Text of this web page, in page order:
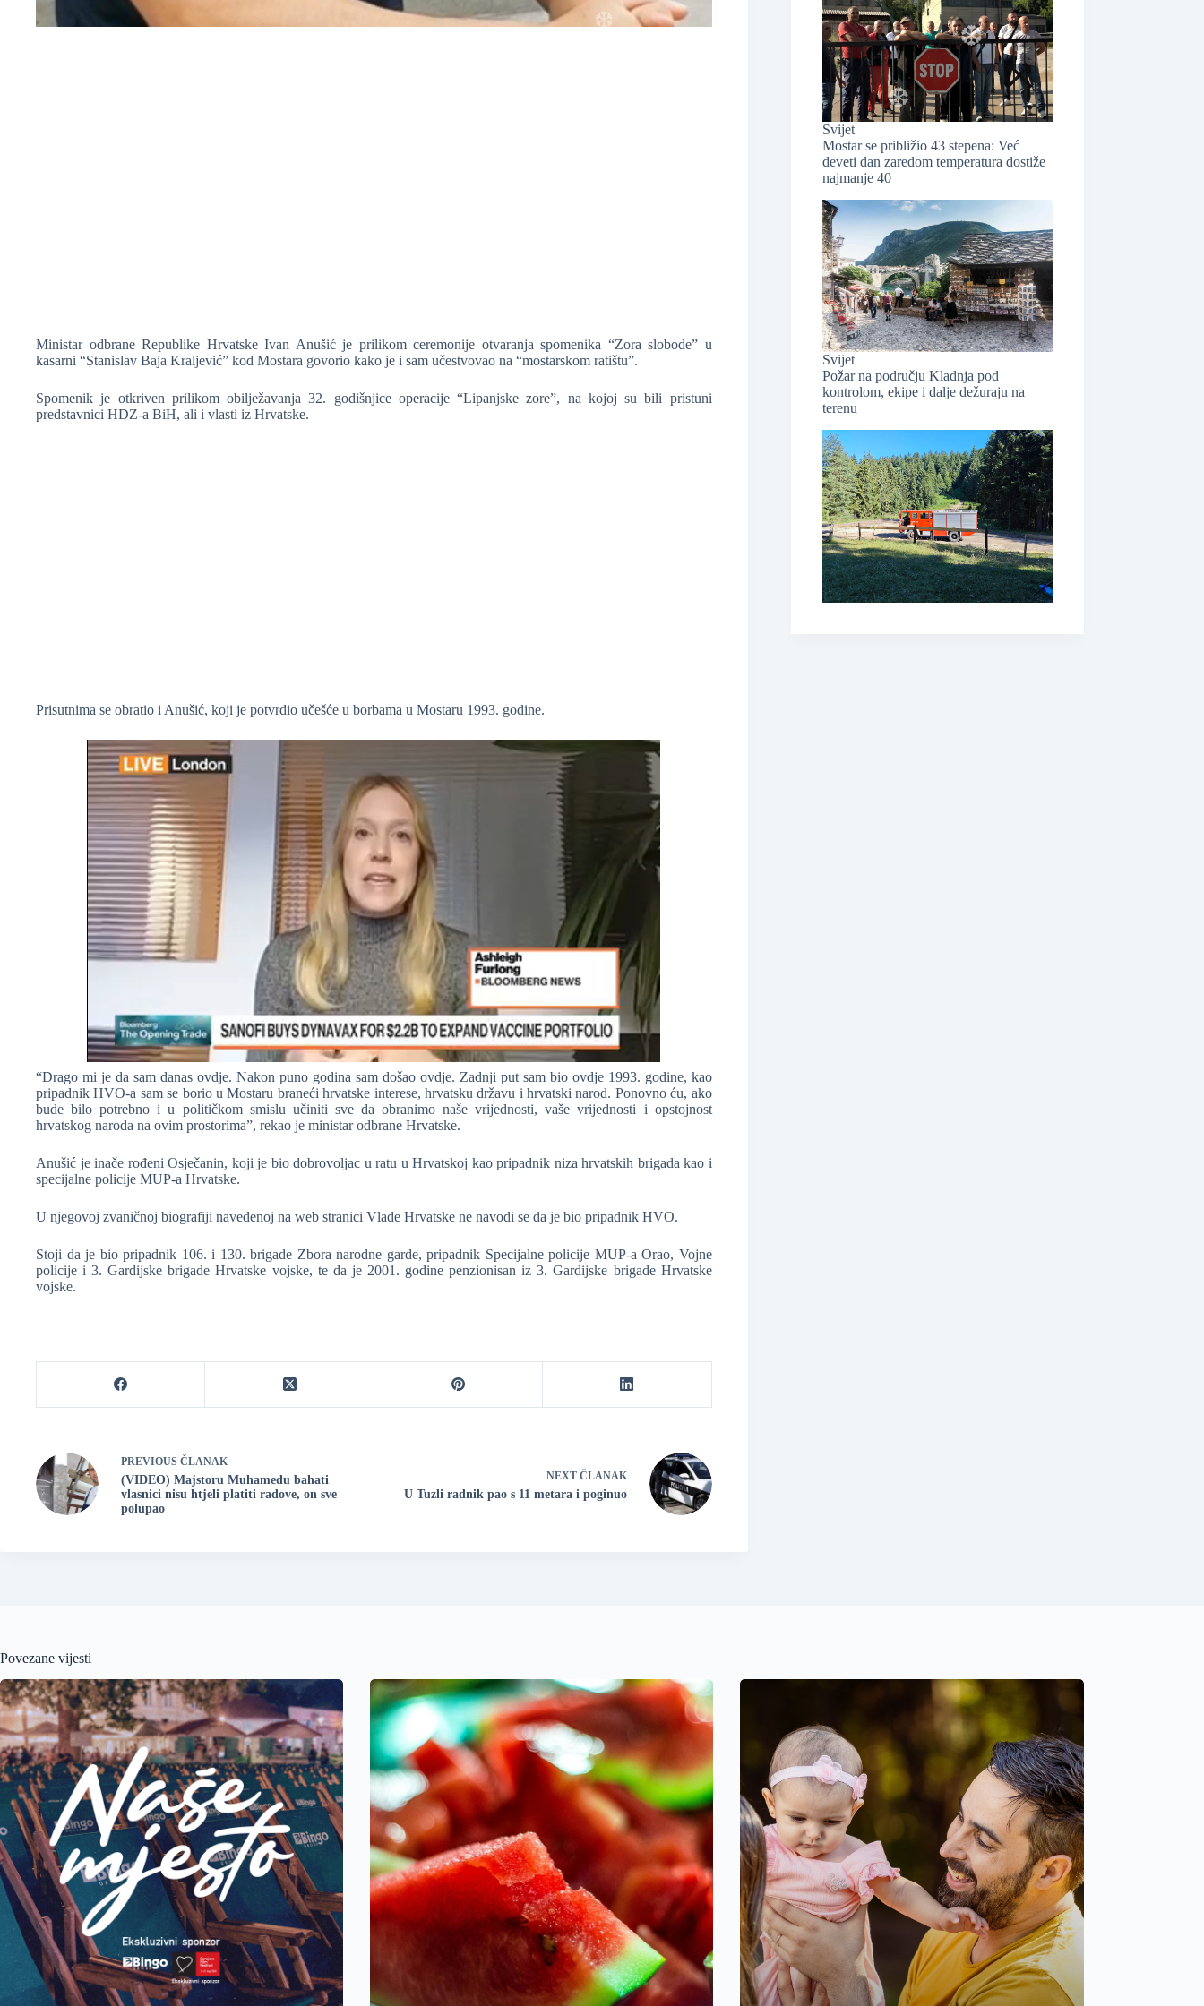
Ministar odbrane Republike Hrvatske Ivan Anušić je prilikom ceremonije otvaranja spomenika “Zora slobode” u
kasarni “Stanislav Baja Kraljević” kod Mostara govorio kako je i sam učestvovao na “mostarskom ratištu”.
Spomenik je otkriven prilikom obilježavanja 32. godišnjice operacije “Lipanjske zore”, na kojoj su bili pristuni
predstavnici HDZ-a BiH, ali i vlasti iz Hrvatske.
Prisutnima se obratio i Anušić, koji je potvrdio učešće u borbama u Mostaru 1993. godine.
“Drago mi je da sam danas ovdje. Nakon puno godina sam došao ovdje. Zadnji put sam bio ovdje 1993. godine, kao
pripadnik HVO-a sam se borio u Mostaru braneći hrvatske interese, hrvatsku državu i hrvatski narod. Ponovno ću, ako
bude bilo potrebno i u političkom smislu učiniti sve da obranimo naše vrijednosti, vaše vrijednosti i opstojnost
hrvatskog naroda na ovim prostorima”, rekao je ministar odbrane Hrvatske.
Anušić je inače rođeni Osječanin, koji je bio dobrovoljac u ratu u Hrvatskoj kao pripadnik niza hrvatskih brigada kao i
specijalne policije MUP-a Hrvatske.
U njegovoj zvaničnoj biografiji navedenoj na web stranici Vlade Hrvatske ne navodi se da je bio pripadnik HVO.
Stoji da je bio pripadnik 106. i 130. brigade Zbora narodne garde, pripadnik Specijalne policije MUP-a Orao, Vojne
policije i 3. Gardijske brigade Hrvatske vojske, te da je 2001. godine penzionisan iz 3. Gardijske brigade Hrvatske
vojske.
PREVIOUS ČLANAK
(VIDEO) Majstoru Muhamedu bahati
vlasnici nisu htjeli platiti radove, on sve
polupao
NEXT ČLANAK
U Tuzli radnik pao s 11 metara i poginuo
Svijet
Mostar se približio 43 stepena: Već
deveti dan zaredom temperatura dostiže
najmanje 40
Svijet
Požar na području Kladnja pod
kontrolom, ekipe i dalje dežuraju na
terenu
Povezane vijesti
❆
❆
❆